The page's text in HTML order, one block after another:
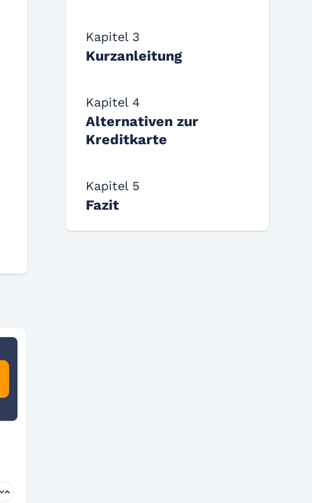
Kapitel 3
Kurzanleitung
Kapitel 4
Alternativen zur
Kreditkarte
Kapitel 5
Fazit